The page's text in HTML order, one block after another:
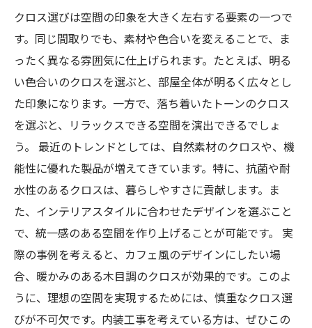
クロス選びは空間の印象を大きく左右する要素の一つで
す。同じ間取りでも、素材や色合いを変えることで、ま
ったく異なる雰囲気に仕上げられます。たとえば、明る
い色合いのクロスを選ぶと、部屋全体が明るく広々とし
た印象になります。一方で、落ち着いたトーンのクロス
を選ぶと、リラックスできる空間を演出できるでしょ
う。 最近のトレンドとしては、自然素材のクロスや、機
能性に優れた製品が増えてきています。特に、抗菌や耐
水性のあるクロスは、暮らしやすさに貢献します。ま
た、インテリアスタイルに合わせたデザインを選ぶこと
で、統一感のある空間を作り上げることが可能です。 実
際の事例を考えると、カフェ風のデザインにしたい場
合、暖かみのある木目調のクロスが効果的です。このよ
うに、理想の空間を実現するためには、慎重なクロス選
びが不可欠です。内装工事を考えている方は、ぜひこの